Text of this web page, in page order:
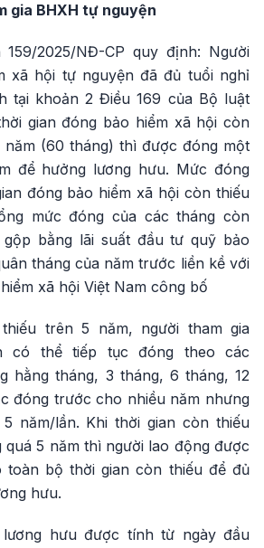
gia BHXH tự nguyện
2025/NĐ-CP quy định: Người
xã hội tự nguyện đã đủ tuổi nghỉ
tại khoản 2 Điều 169 của Bộ luật
gian đóng bảo hiểm xã hội còn
năm (60 tháng) thì được đóng một
để hưởng lương hưu. Mức đóng
đóng bảo hiểm xã hội còn thiếu
mức đóng của các tháng còn
bằng lãi suất đầu tư quỹ bảo
tháng của năm trước liền kề với
xã hội Việt Nam công bố
trên 5 năm, người tham gia
có thể tiếp tục đóng theo các
hằng tháng, 3 tháng, 6 tháng, 12
đóng trước cho nhiều năm nhưng
năm/lần. Khi thời gian còn thiếu
quá 5 năm thì người lao động được
toàn bộ thời gian còn thiếu để đủ
hưu.
lương hưu được tính từ ngày đầu